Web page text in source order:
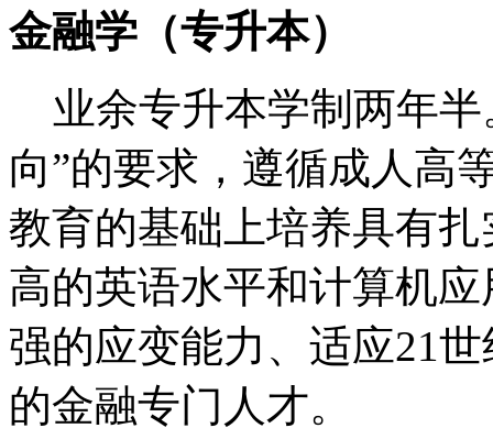
金融学（专升本）
业余专升本学制两年半
向”的要求，遵循成人高
教育的基础上培养具有
高的英语水平和计算机
强的应变能力、适应21
的金融专门人才。